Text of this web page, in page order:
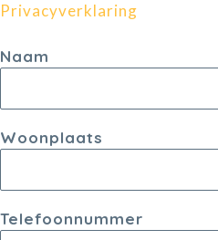
Privacyverklaring
Naam
Woonplaats
Telefoonnummer